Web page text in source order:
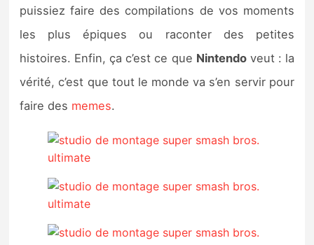
puissiez faire des compilations de vos moments
les plus épiques ou raconter des petites
histoires. Enfin, ça c’est ce que Nintendoveut : la
vérité, c’est que tout le monde va s’en servir pour
faire des memes.